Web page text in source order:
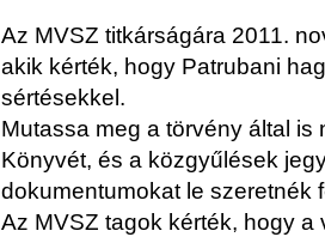
Az MVSZ titkárságára 2011.
akik kérték, hogy Patrubani
sértésekkel.
Mutassa meg a törvény által
Könyvét, és a közgyűlések
dokumentumokat le szeretnék
Az MVSZ tagok kérték, hogy